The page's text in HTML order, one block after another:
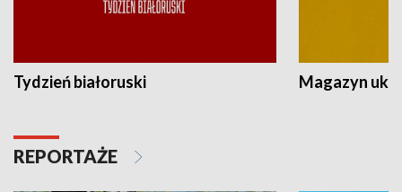
Tydzień białoruski Magazyn
REPORTAŻE